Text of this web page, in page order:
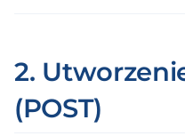
2.
(POST)